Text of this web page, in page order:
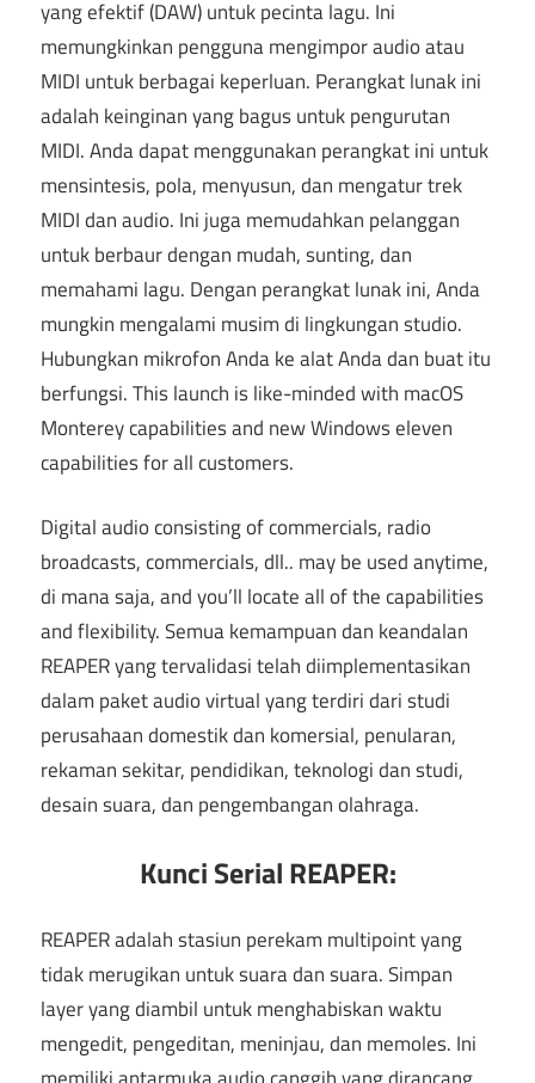
yang efektif (DAW) untuk pecinta lagu. Ini
memungkinkan pengguna mengimpor audio atau
MIDI untuk berbagai keperluan. Perangkat lunak ini
adalah keinginan yang bagus untuk pengurutan
MIDI. Anda dapat menggunakan perangkat ini untuk
mensintesis, pola, menyusun, dan mengatur trek
MIDI dan audio. Ini juga memudahkan pelanggan
untuk berbaur dengan mudah, sunting, dan
memahami lagu. Dengan perangkat lunak ini, Anda
mungkin mengalami musim di lingkungan studio.
Hubungkan mikrofon Anda ke alat Anda dan buat itu
berfungsi.This launch is like-minded with macOS
Monterey capabilities and new Windows eleven
capabilities for all customers.
Digital audio consisting of commercials, radio
broadcasts,commercials, dll.. may be used anytime,
di mana saja,and you’ll locate all of the capabilities
and flexibility. Semua kemampuan dan keandalan
REAPER yang tervalidasi telah diimplementasikan
dalam paket audio virtual yang terdiri dari studi
perusahaan domestik dan komersial, penularan,
rekaman sekitar, pendidikan, teknologi dan studi,
desain suara, dan pengembangan olahraga.
Kunci Serial REAPER:
REAPER adalah stasiun perekam multipoint yang
tidak merugikan untuk suara dan suara. Simpan
layer yang diambil untuk menghabiskan waktu
mengedit, pengeditan, meninjau, dan memoles. Ini